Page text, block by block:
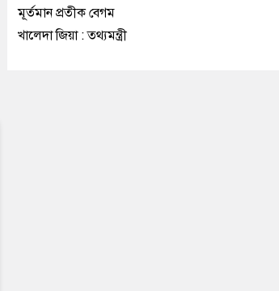
মূর্তমান প্রতীক বেগম
খালেদা জিয়া : তথ্যমন্ত্রী